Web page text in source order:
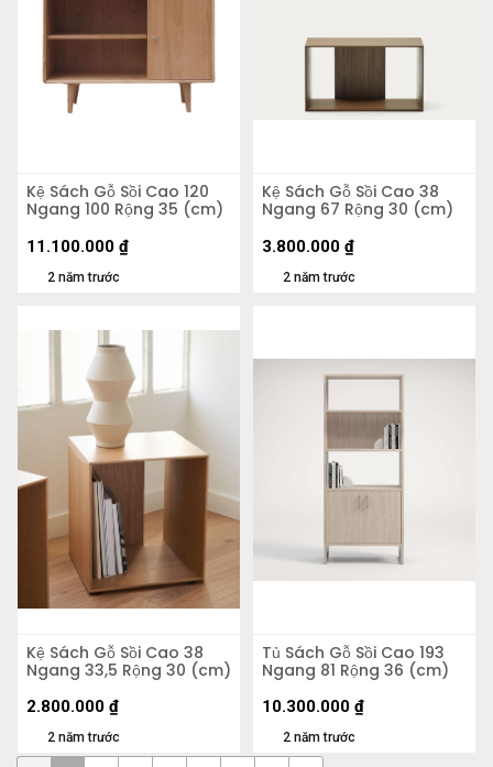
Kệ Sách Gỗ Sồi Cao 120
Ngang 100 Rộng 35 (cm)
2 năm trước
11.100.000 ₫
Kệ Sách Gỗ Sồi Cao 38
Ngang 67 Rộng 30 (cm)
2 năm trước
3.800.000 ₫
Kệ Sách Gỗ Sồi Cao 38
Ngang 33,5 Rộng 30 (cm)
2 năm trước
2.800.000 ₫
Tủ Sách Gỗ Sồi Cao 193
Ngang 81 Rộng 36 (cm)
2 năm trước
10.300.000 ₫